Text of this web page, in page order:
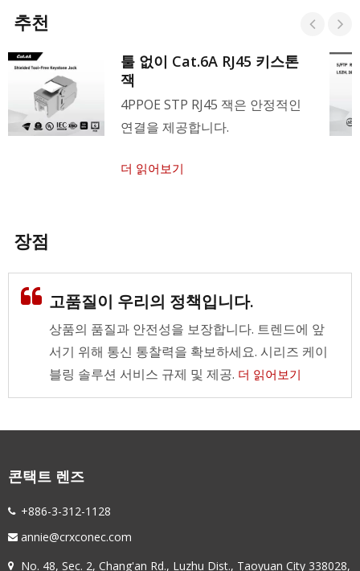
추천
툴 없이 Cat.6A RJ45 키스톤
잭
4PPOE STP RJ45 잭은 안정적인
연결을 제공합니다.
더 읽어보기
장점
고품질이 우리의 정책입니다.
상품의 품질과 안전성을 보장합니다. 트렌드에 앞
서기 위해 통신 통찰력을 확보하세요. 시리즈 케이
블링 솔루션 서비스 규제 및 제공. 더 읽어보기
콘택트 렌즈
+886-3-312-1128
annie@crxconec.com
No. 48, Sec. 2, Chang'an Rd., Luzhu Dist., Taoyuan City 338028,